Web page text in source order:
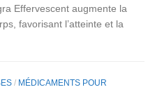
Effervescent augmente la
favorisant l’atteinte et la
/ MÉDICAMENTS POUR